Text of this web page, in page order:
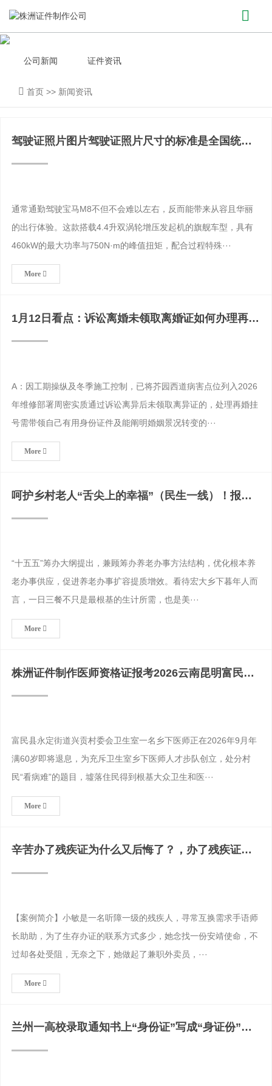
公司新闻 证件资讯
首页 >> 新闻资讯
驾驶证照片图片驾驶证照片尺寸的标准是全国统一
的吗？
通常通勤驾驶宝马M8不但不会难以左右，反而能带来从容且华丽
的出行体验。这款搭载4.4升双涡轮增压发起机的旗舰车型，具有
460kW的最大功率与750N·m的峰值扭矩，配合过程特殊···
More
1月12日看点：诉讼离婚未领取离婚证如何办理再
婚？_离婚证办
A：因工期操纵及冬季施工控制，已将芥园西道病害点位列入2026
年维修部署周密实质通过诉讼离异后未领取离异证的，处理再婚挂
号需带领自己有用身份证件及能阐明婚姻景况转变的···
More
呵护乡村老人“舌尖上的幸福”（民生一线）！报到
证是哪年取消的
“十五五”筹办大纲提出，兼顾筹办养老办事方法结构，优化根本养
老办事供应，促进养老办事扩容提质增效。看待宏大乡下暮年人而
言，一日三餐不只是最根基的生计所需，也是美···
More
株洲证件制作医师资格证报考2026云南昆明富民县
永定街道卫生
富民县永定街道兴贡村委会卫生室一名乡下医师正在2026年9月年
满60岁即将退息，为充斥卫生室乡下医师人才步队创立，处分村
民“看病难”的题目，墟落住民得到根基大众卫生和医···
More
辛苦办了残疾证为什么又后悔了？，办了残疾证终
身后悔
【案例简介】小敏是一名听障一级的残疾人，寻常互换需求手语师
长助助，为了生存办证的联系方式多少，她念找一份安靖使命，不
过却各处受阻，无奈之下，她做起了兼职外卖员，···
More
兰州一高校录取通知书上“身份证”写成“身证份”学
校回应：只有